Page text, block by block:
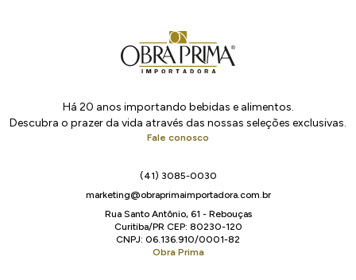
Há 20 anos importando bebidas e alimentos.
Descubra o prazer da vida através das nossas seleções exclusivas.
Fale conosco
(41) 3085-0030
marketing@obraprimaimportadora.com.br
Rua Santo Antônio, 61 - Rebouças
Curitiba/PR CEP: 80230-120
CNPJ: 06.136.910/0001-82
Obra Prima